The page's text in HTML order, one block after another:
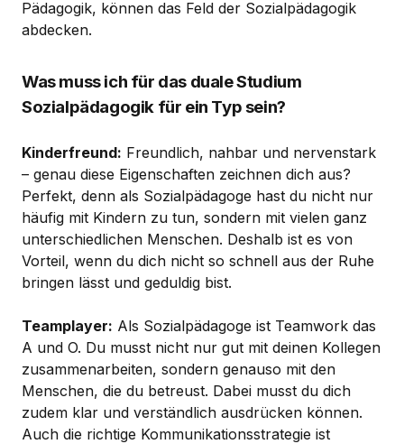
Pädagogik, können das Feld der Sozialpädagogik
abdecken.
Was muss ich für das duale Studium
Sozialpädagogik für ein Typ sein?
Kinderfreund: Freundlich, nahbar und nervenstark
– genau diese Eigenschaften zeichnen dich aus?
Perfekt, denn als Sozialpädagoge hast du nicht nur
häufig mit Kindern zu tun, sondern mit vielen ganz
unterschiedlichen Menschen. Deshalb ist es von
Vorteil, wenn du dich nicht so schnell aus der Ruhe
bringen lässt und geduldig bist.
Teamplayer: Als Sozialpädagoge ist Teamwork das
A und O. Du musst nicht nur gut mit deinen Kollegen
zusammenarbeiten, sondern genauso mit den
Menschen, die du betreust. Dabei musst du dich
zudem klar und verständlich ausdrücken können.
Auch die richtige Kommunikationsstrategie ist